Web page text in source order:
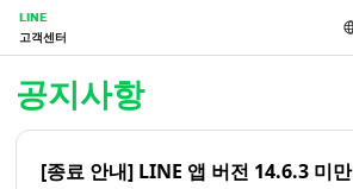
LINE
고객센터
공지사항
[종료 안내] LINE 앱 버전 14.6.3 미만